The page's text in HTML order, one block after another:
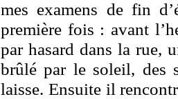
mes examens de fin
première fois : avant
par hasard dans la rue,
brûlé par le soleil, des
laisse. Ensuite il